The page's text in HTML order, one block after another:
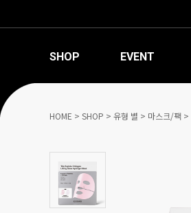
SHOP EVENT
HOME > SHOP > 유형 별 > 마스크/팩 >